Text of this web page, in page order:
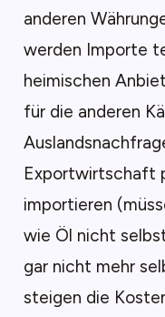
anderen
werden Importe
heimischen
für die anderen
Exportwirtschaft
importieren
wie Öl nicht
gar nicht mehr
steigen die